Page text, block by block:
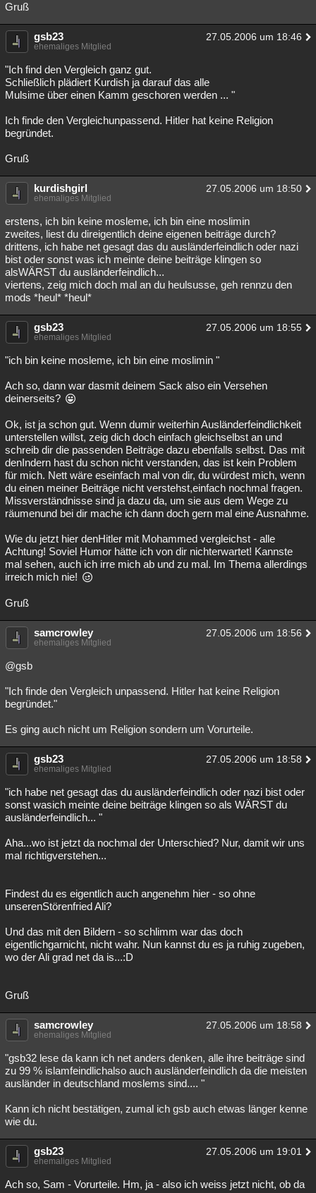
Gruß
gsb23 27.05.2006 um 18:46
ehemaliges Mitglied
"Ich find den Vergleich ganz gut.
Schließlich plädiert Kurdish ja darauf das alle
Mulsime über einen Kamm geschoren werden ... "
Ich finde den Vergleichunpassend. Hitler hat keine Religion
begründet.
Gruß
kurdishgirl 27.05.2006 um 18:50
ehemaliges Mitglied
erstens, ich bin keine mosleme, ich bin eine moslimin
zweites, liest du direigentlich deine eigenen beiträge durch?
drittens, ich habe net gesagt das du ausländerfeindlich oder nazi
bist oder sonst was ich meinte deine beiträge klingen so
alsWÄRST du ausländerfeindlich...
viertens, zeig mich doch mal an du heulsusse, geh rennzu den
mods *heul* *heul*
gsb23 27.05.2006 um 18:55
ehemaliges Mitglied
"ich bin keine mosleme, ich bin eine moslimin "
Ach so, dann war dasmit deinem Sack also ein Versehen
deinerseits?
Ok, ist ja schon gut. Wenn dumir weiterhin Ausländerfeindlichkeit
unterstellen willst, zeig dich doch einfach gleichselbst an und
schreib dir die passenden Beiträge dazu ebenfalls selbst. Das mit
denIndern hast du schon nicht verstanden, das ist kein Problem
für mich. Nett wäre eseinfach mal von dir, du würdest mich, wenn
du einen meiner Beiträge nicht verstehst,einfach nochmal fragen.
Missverständnisse sind ja dazu da, um sie aus dem Wege zu
räumenund bei dir mache ich dann doch gern mal eine Ausnahme.
Wie du jetzt hier denHitler mit Mohammed vergleichst - alle
Achtung! Soviel Humor hätte ich von dir nichterwartet! Kannste
mal sehen, auch ich irre mich ab und zu mal. Im Thema allerdings
irreich mich nie!
Gruß
samcrowley 27.05.2006 um 18:56
ehemaliges Mitglied
@gsb
"Ich finde den Vergleich unpassend. Hitler hat keine Religion
begründet."
Es ging auch nicht um Religion sondern um Vorurteile.
gsb23 27.05.2006 um 18:58
ehemaliges Mitglied
"ich habe net gesagt das du ausländerfeindlich oder nazi bist oder
sonst wasich meinte deine beiträge klingen so als WÄRST du
ausländerfeindlich... "
Aha...wo ist jetzt da nochmal der Unterschied? Nur, damit wir uns
mal richtigverstehen...
Findest du es eigentlich auch angenehm hier - so ohne
unserenStörenfried Ali?
Und das mit den Bildern - so schlimm war das doch
eigentlichgarnicht, nicht wahr. Nun kannst du es ja ruhig zugeben,
wo der Ali grad net da is...:D
Gruß
samcrowley 27.05.2006 um 18:58
ehemaliges Mitglied
"gsb32 lese da kann ich net anders denken, alle ihre beiträge sind
zu 99 % islamfeindlichalso auch ausländerfeindlich da die meisten
ausländer in deutschland moslems sind.... "
Kann ich nicht bestätigen, zumal ich gsb auch etwas länger kenne
wie du.
gsb23 27.05.2006 um 19:01
ehemaliges Mitglied
Ach so, Sam - Vorurteile. Hm, ja - also ich weiss jetzt nicht, ob da